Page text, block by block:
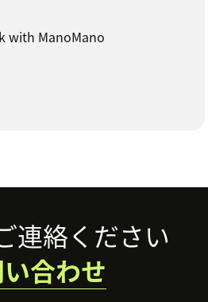
with ManoMano
連絡ください
合わせ